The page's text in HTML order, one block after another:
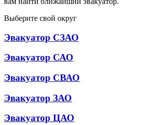
Выберите свой округ
Эвакуатор СЗАО
Эвакуатор САО
Эвакуатор СВАО
Эвакуатор ЗАО
Эвакуатор ЦАО